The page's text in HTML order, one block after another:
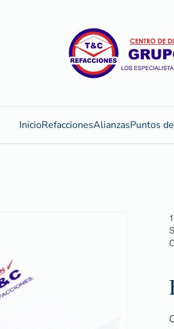
InicioRefaccionesAlianzasPuntos